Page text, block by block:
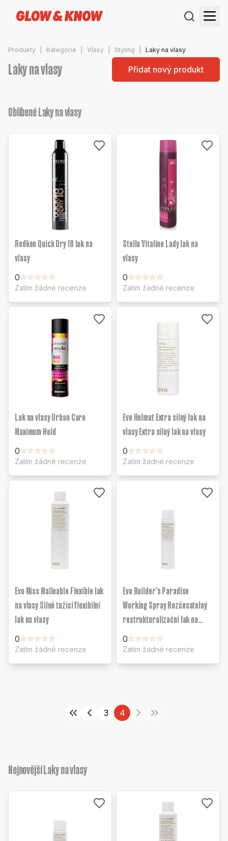
Produkty Kategorie Vlasy Styling Laky na vlasy
Laky na vlasy Přidat nový produkt
Oblíbené Laky na vlasy
Redken Quick Dry 18 lak na
vlasy
0
Zatím žádné recenze
Stella Vitaline Lady lak na
vlasy
0
Zatím žádné recenze
Lak na vlasy Urban Care
Maximum Hold
0
Zatím žádné recenze
Evo Helmut Extra silný lak na
vlasy Extra silný lak na vlasy
0
Zatím žádné recenze
Evo Miss Malleable Flexible lak
na vlasy Silně tužící flexibilní
lak na vlasy
0
Zatím žádné recenze
Evo Builder's Paradise
Working Spray Rozčesatelný
restrukturalizační lak na
vlasy
0
Zatím žádné recenze
3 4
Nejnovější Laky na vlasy